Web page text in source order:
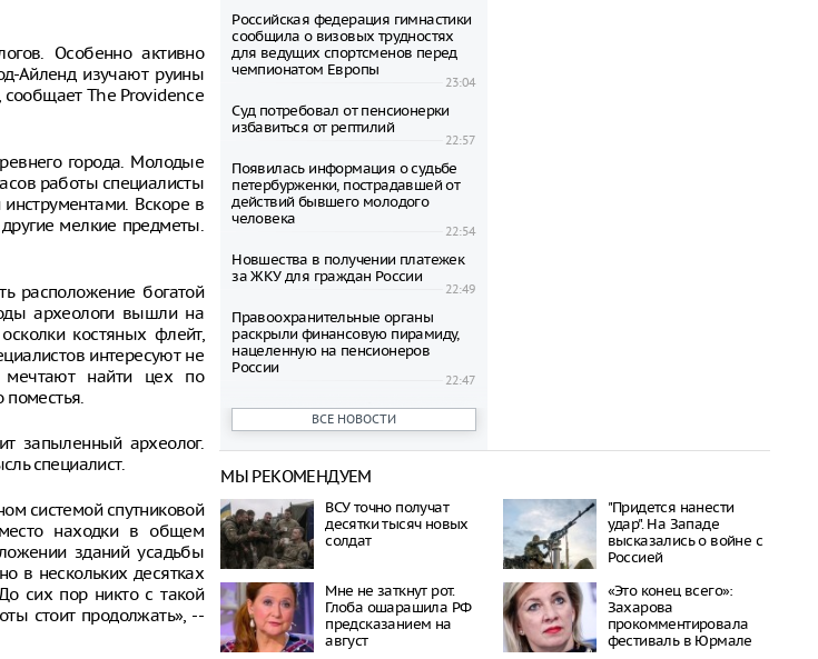
Особенно активно
Айленд изучают руины
сообщает The Providence
города. Молодые
работы специалисты
Вскоре в
мелкие предметы.
расположение богатой
археологи вышли на
костяных флейт,
интересуют не
мечтают найти цех по
поместья.
запыленный археолог.
специалист.
системой спутниковой
место находки в общем
зданий усадьбы
в нескольких десятках
сих пор никто с такой
стоит продолжать», --
Российская федерация гимнастики
сообщила о визовых трудностях
для ведущих спортсменов перед
чемпионатом Европы
23:04
Суд потребовал от пенсионерки
избавиться от рептилий
22:57
Появилась информация о судьбе
петербурженки, пострадавшей от
действий бывшего молодого
человека
22:54
Новшества в получении платежек
за ЖКУ для граждан России
22:49
Правоохранительные органы
раскрыли финансовую пирамиду,
нацеленную на пенсионеров
России
22:47
Северные олени гибнут на
Шпицбергене по неизвестной
22:42
Тысячи грузовиков застряли на
границе Украины и Польши
22:38
Младенец родился спустя полтора
часа после трагической гибели
матери, упавшей с 10-го этажа
16:21
Онищенко: в период простуд может
быть введено обязательное
ношение масок
ВСЕ НОВОСТИ
МЫ РЕКОМЕНДУЕМ
ВСУ точно получат
десятки тысяч новых
солдат
"Придется нанести
удар". На Западе
высказались о войне с
Россией
Мне не заткнут рот.
Глоба ошарашила РФ
предсказанием на
август
«Это конец всего»:
Захарова
прокомментировала
фестиваль в Юрмале